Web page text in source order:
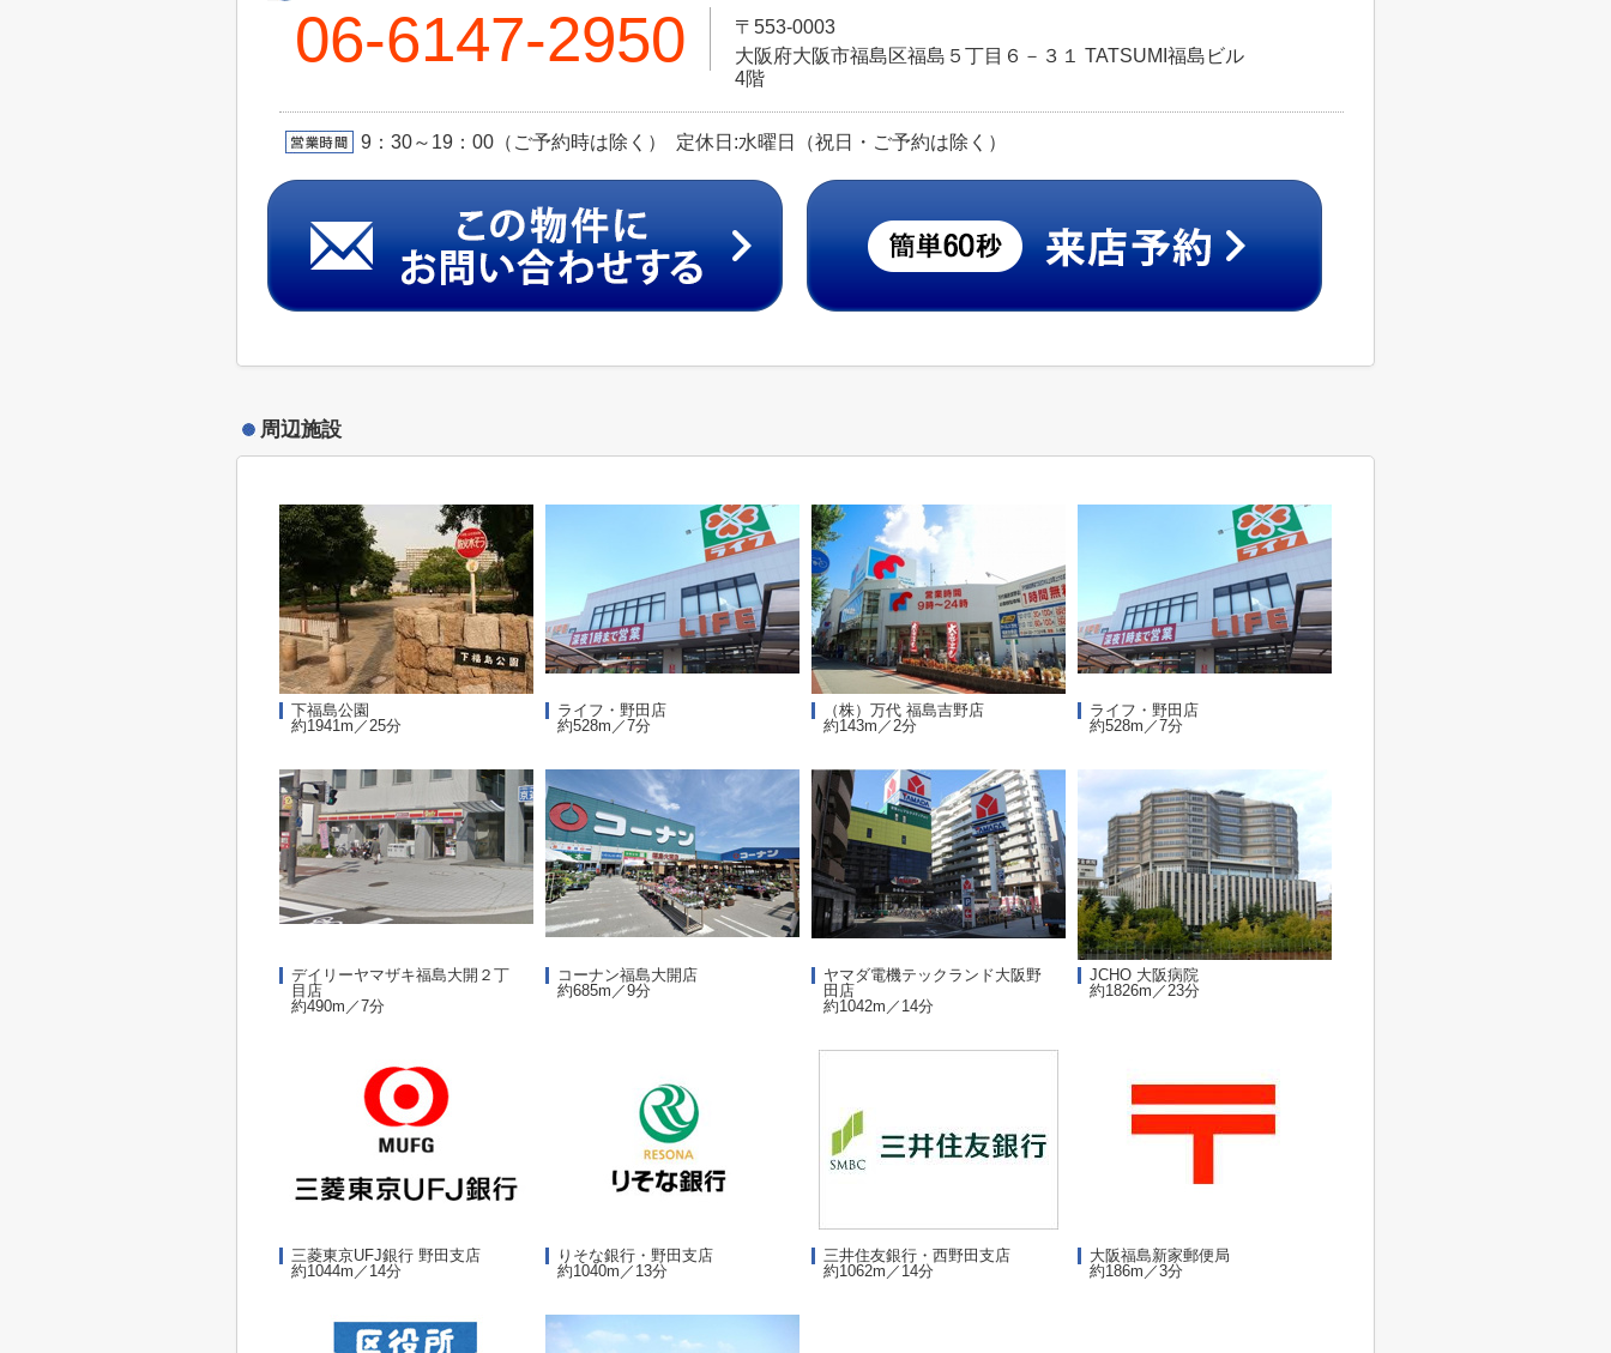
06-6147-2950
〒553-0003
大阪府大阪市福島区福島５丁目６－３１ TATSUMI福島ビル
4階
9：30～19：00（ご予約時は除く） 定休日:水曜日（祝日・ご予約は除く）
周辺施設
下福島公園
約1941m／25分
ライフ・野田店
約528m／7分
（株）万代 福島吉野店
約143m／2分
ライフ・野田店
約528m／7分
デイリーヤマザキ福島大開２丁
目店
約490m／7分
コーナン福島大開店
約685m／9分
ヤマダ電機テックランド大阪野
田店
約1042m／14分
JCHO 大阪病院
約1826m／23分
三菱東京UFJ銀行 野田支店
約1044m／14分
りそな銀行・野田支店
約1040m／13分
三井住友銀行・西野田支店
約1062m／14分
大阪福島新家郵便局
約186m／3分